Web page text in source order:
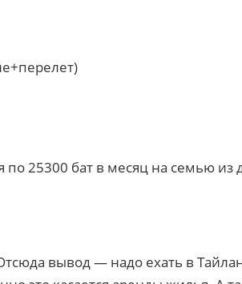
25300 бат в месяц на семью
вывод — надо ехать в